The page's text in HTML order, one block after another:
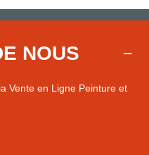
NOUS
Vente en Ligne Peinture et